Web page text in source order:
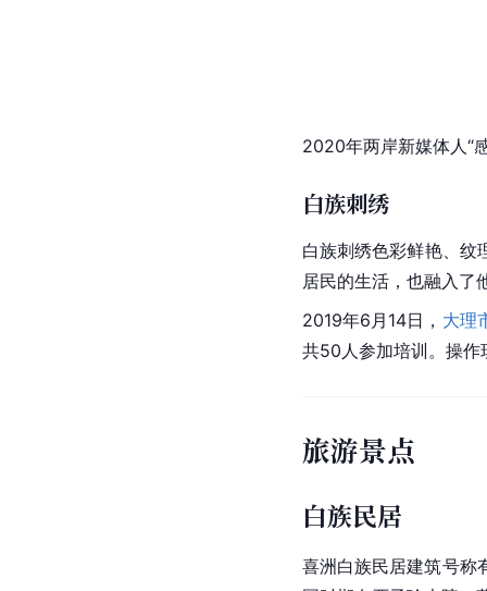
2020年两岸新媒体人“
白族刺绣
白族刺绣色彩鲜艳、纹
居民的生活，也融入了
2019年6月14日， 大理
共50人参加培训。操作
旅游景点
白族民居
喜洲白族民居建筑号称